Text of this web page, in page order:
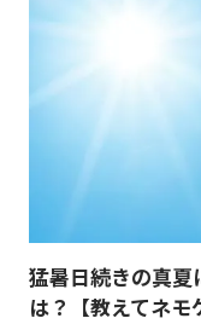
猛暑日続きの真夏
は？【教えてネモ